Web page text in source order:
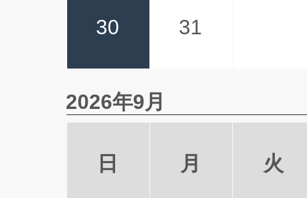
30 31
2026年9月
日 月 火